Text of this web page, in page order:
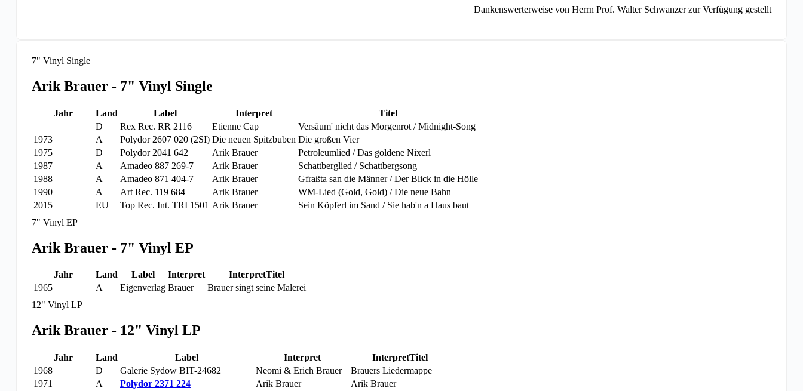
Dankenswerterweise von Herrn Prof. Walter Schwanzer zur Verfügung gestellt
7" Vinyl Single
Arik Brauer - 7" Vinyl Single
Jahr Land Label Interpret
Titel
D
Rex Rec. RR 2116 Etienne Cap
Versäum' nicht das Morgenrot / Midnight-Song
1973
A Polydor 2607 020 (2SI) Die neuen Spitzbuben Die großen Vier
1975
D Polydor 2041 642 Arik Brauer
Petroleumlied / Das goldene Nixerl
1987
A Amadeo 887 269-7 Arik Brauer
Schattberglied / Schattbergsong
1988
A Amadeo 871 404-7 Arik Brauer
Gfraßta san die Männer / Der Blick in die Hölle
1990
A Art Rec. 119 684 Arik Brauer
WM-Lied (Gold, Gold) / Die neue Bahn
2015
EU Top Rec. Int. TRI 1501 Arik Brauer
Sein Köpferl im Sand / Sie hab'n a Haus baut
7" Vinyl EP
Arik Brauer - 7" Vinyl EP
Jahr Land Label Interpret
InterpretTitel
1965
A Eigenverlag Brauer
Brauer singt seine Malerei
12" Vinyl LP
Arik Brauer - 12" Vinyl LP
Jahr Land Label Interpret
InterpretTitel
1968
D Galerie Sydow BIT-24682 Neomi & Erich Brauer
Brauers Liedermappe
1971
A Polydor 2371 224 Arik Brauer
Arik Brauer